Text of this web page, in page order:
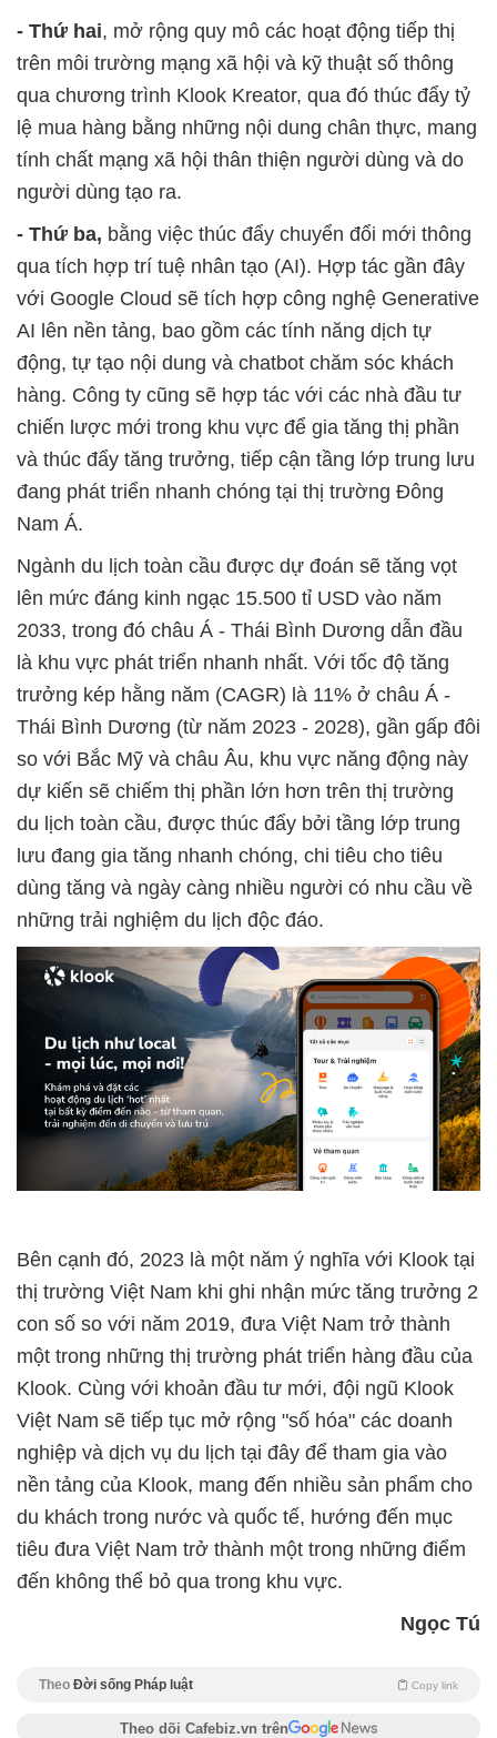
- Thứ hai, mở rộng quy mô các hoạt động tiếp thị
trên môi trường mạng xã hội và kỹ thuật số thông
qua chương trình Klook Kreator, qua đó thúc đẩy tỷ
lệ mua hàng bằng những nội dung chân thực, mang
tính chất mạng xã hội thân thiện người dùng và do
người dùng tạo ra.
- Thứ ba, bằng việc thúc đẩy chuyển đổi mới thông
qua tích hợp trí tuệ nhân tạo (AI). Hợp tác gần đây
với Google Cloud sẽ tích hợp công nghệ Generative
AI lên nền tảng, bao gồm các tính năng dịch tự
động, tự tạo nội dung và chatbot chăm sóc khách
hàng. Công ty cũng sẽ hợp tác với các nhà đầu tư
chiến lược mới trong khu vực để gia tăng thị phần
và thúc đẩy tăng trưởng, tiếp cận tầng lớp trung lưu
đang phát triển nhanh chóng tại thị trường Đông
Nam Á.
Ngành du lịch toàn cầu được dự đoán sẽ tăng vọt
lên mức đáng kinh ngạc 15.500 tỉ USD vào năm
2033, trong đó châu Á - Thái Bình Dương dẫn đầu
là khu vực phát triển nhanh nhất. Với tốc độ tăng
trưởng kép hằng năm (CAGR) là 11% ở châu Á -
Thái Bình Dương (từ năm 2023 - 2028), gần gấp đôi
so với Bắc Mỹ và châu Âu, khu vực năng động này
dự kiến sẽ chiếm thị phần lớn hơn trên thị trường
du lịch toàn cầu, được thúc đẩy bởi tầng lớp trung
lưu đang gia tăng nhanh chóng, chi tiêu cho tiêu
dùng tăng và ngày càng nhiều người có nhu cầu về
những trải nghiệm du lịch độc đáo.
Bên cạnh đó, 2023 là một năm ý nghĩa với Klook tại
thị trường Việt Nam khi ghi nhận mức tăng trưởng 2
con số so với năm 2019, đưa Việt Nam trở thành
một trong những thị trường phát triển hàng đầu của
Klook. Cùng với khoản đầu tư mới, đội ngũ Klook
Việt Nam sẽ tiếp tục mở rộng "số hóa" các doanh
nghiệp và dịch vụ du lịch tại đây để tham gia vào
nền tảng của Klook, mang đến nhiều sản phẩm cho
du khách trong nước và quốc tế, hướng đến mục
tiêu đưa Việt Nam trở thành một trong những điểm
đến không thể bỏ qua trong khu vực.
Ngọc Tú
Theo Đời sống Pháp luật Copy link
Theo dõi Cafebiz.vn trên